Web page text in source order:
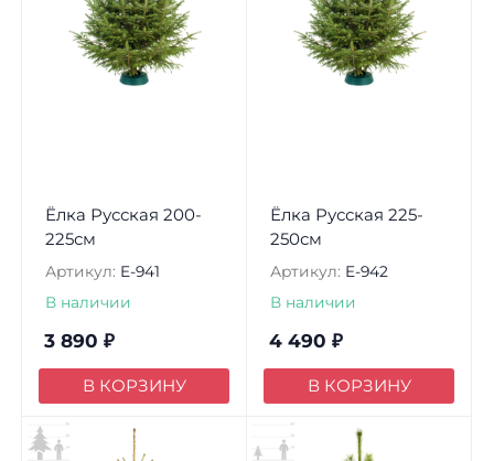
Ёлка Русская 200-
225см
Артикул: E-941
В наличии
3 890 ₽
В КОРЗИНУ
Ёлка Русская 225-
250см
Артикул: E-942
В наличии
4 490 ₽
В КОРЗИНУ